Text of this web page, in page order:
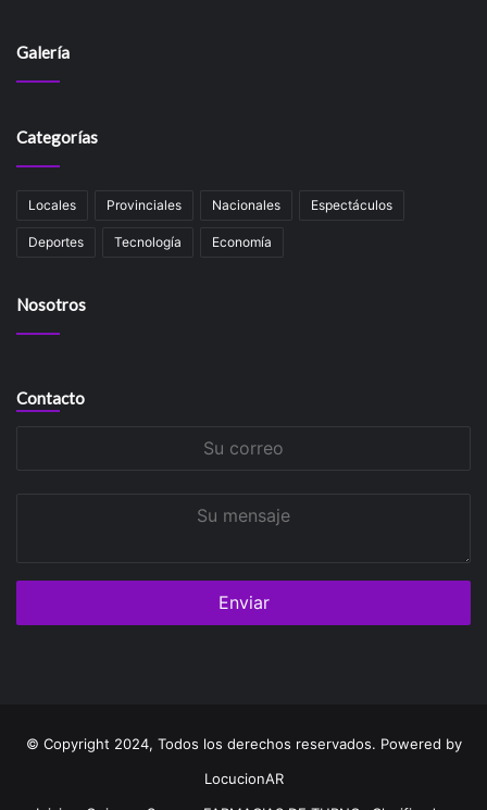
Galería
Categorías
Locales Provinciales Nacionales Espectáculos
Deportes Tecnología Economía
Nosotros
Contacto
© Copyright 2024, Todos los derechos reservados. Powered by
LocucionAR